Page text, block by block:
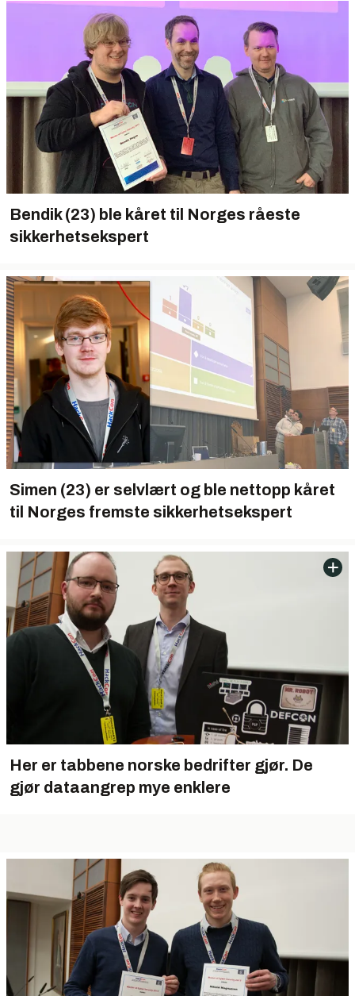
Bendik (23) ble kåret til Norges råeste
sikkerhetsekspert
Simen (23) er selvlært og ble nettopp kåret
til Norges fremste sikkerhetsekspert
Her er tabbene norske bedrifter gjør. De
gjør dataangrep mye enklere